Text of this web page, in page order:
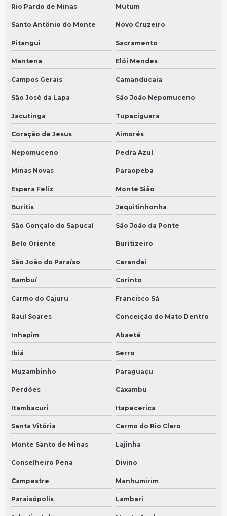
Rio Pardo de Minas Mutum
Santo Antônio do Monte Novo Cruzeiro
Pitangui Sacramento
Mantena Elói Mendes
Campos Gerais Camanducaia
São José da Lapa São João Nepomuceno
Jacutinga Tupaciguara
Coração de Jesus Aimorés
Nepomuceno Pedra Azul
Minas Novas Paraopeba
Espera Feliz Monte Sião
Buritis Jequitinhonha
São Gonçalo do Sapucaí São João da Ponte
Belo Oriente Buritizeiro
São João do Paraíso Carandaí
Bambuí Corinto
Carmo do Cajuru Francisco Sá
Raul Soares Conceição do Mato Dentro
Inhapim Abaeté
Ibiá Serro
Muzambinho Paraguaçu
Perdões Caxambu
Itambacuri Itapecerica
Santa Vitória Carmo do Rio Claro
Monte Santo de Minas Lajinha
Conselheiro Pena Divino
Campestre Manhumirim
Paraisópolis Lambari